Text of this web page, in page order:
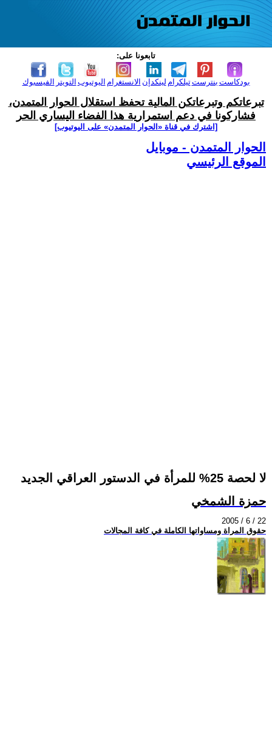
تابعونا على:
الفيسبوك التويتر اليوتيوب الانستغرام لينكدإن تيلكرامبنترست بودكاست
تبرعاتكم وتبرعاتكن المالية تحفظ استقلال الحوار المتمدن،
فشاركونا في دعم استمرارية هذا الفضاء اليساري الحر
[اشترك في قناة ‫«الحوار المتمدن» على اليوتيوب]
الحوار المتمدن - موبايل
الموقع الرئيسي
لا لحصة 25% للمرأة في الدستور العراقي الجديد
حمزة الشمخي
2005 / 6 / 22
حقوق المراة ومساواتها الكاملة في كافة المجالات